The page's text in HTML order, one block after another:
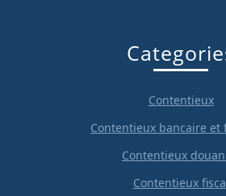
Contentieux
Contentieux bancaire et
Contentieux
Contentieux